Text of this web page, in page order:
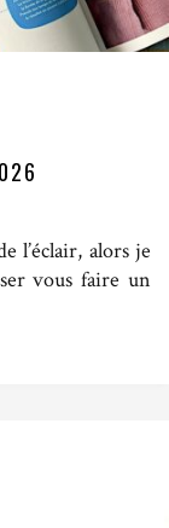
l’éclair, alors je
vous faire un